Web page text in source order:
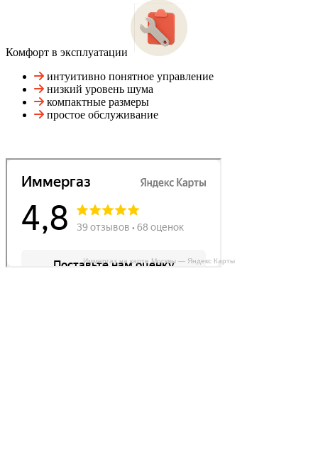
Комфорт в эксплуатации
интуитивно понятное управление
низкий уровень шума
компактные размеры
простое обслуживание
Иммергаз на карте Москвы — Яндекс Карты